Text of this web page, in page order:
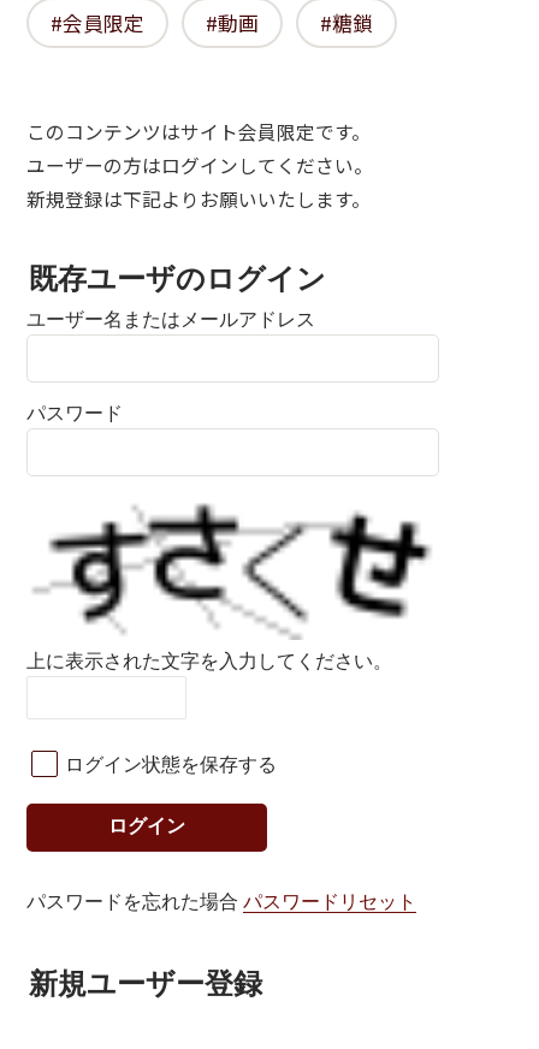
会員限定
動画 糖鎖
このコンテンツはサイト会員限定です。
ユーザーの方はログインしてください。
新規登録は下記よりお願いいたします。
既存ユーザのログイン
ユーザー名またはメールアドレス
パスワード
上に表示された文字を入力してください。
ログイン状態を保存する
パスワードを忘れた場合パスワードリセット
新規ユーザー登録